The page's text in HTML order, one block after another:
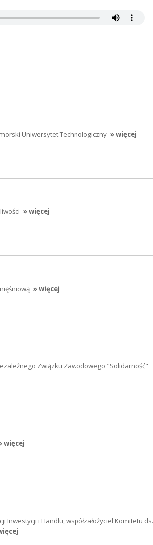
Uniwersytet Technologiczny » więcej
» więcej
» więcej
Związku Zawodowego "Solidarność"
więcej
Inwestycji i Handlu, współzałożyciel Komitetu ds.